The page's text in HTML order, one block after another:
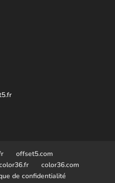
offset5.com
color36.com
de confidentialité